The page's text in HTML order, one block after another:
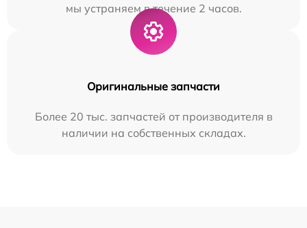
мы устраняем в течение 2 часов.
Оригинальные запчасти
Более 20 тыс. запчастей от производителя в
наличии на собственных складах.